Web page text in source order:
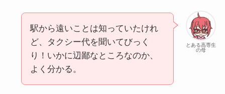
とある高専生
の母
駅から遠いことは知っていたけれ
ど、タクシー代を聞いてびっく
り！いかに辺鄙なところなのか、
よく分かる。